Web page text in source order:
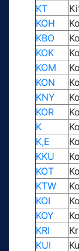
KT
KOH
KBO
KOK
KOM
KON
KNY
KOR
K
K,E
KKU
KOT
KTW
KOI
KOY
KRI
KUI